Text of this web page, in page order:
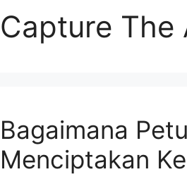
Capture The
Bagaimana
Menciptakan